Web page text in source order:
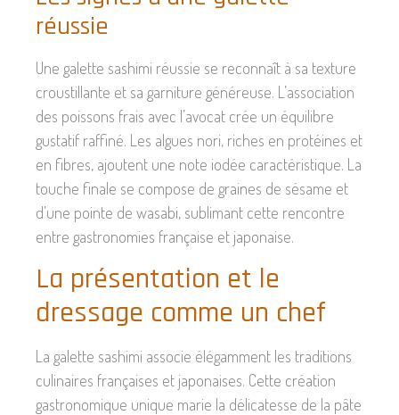
réussie
Une galette sashimi réussie se reconnaît à sa texture
croustillante et sa garniture généreuse. L’association
des poissons frais avec l’avocat crée un équilibre
gustatif raffiné. Les algues nori, riches en protéines et
en fibres, ajoutent une note iodée caractéristique. La
touche finale se compose de graines de sésame et
d’une pointe de wasabi, sublimant cette rencontre
entre gastronomies française et japonaise.
La présentation et le
dressage comme un chef
La galette sashimi associe élégamment les traditions
culinaires françaises et japonaises. Cette création
gastronomique unique marie la délicatesse de la pâte